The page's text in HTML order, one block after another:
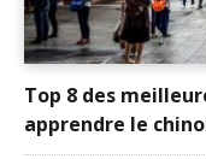
Top 8 des
apprendre le